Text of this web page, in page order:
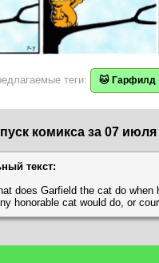
теги: 🐱 Гарфилд
комикса за 07 июля
текст:
does Garfield the cat do when
honorable cat would do, or